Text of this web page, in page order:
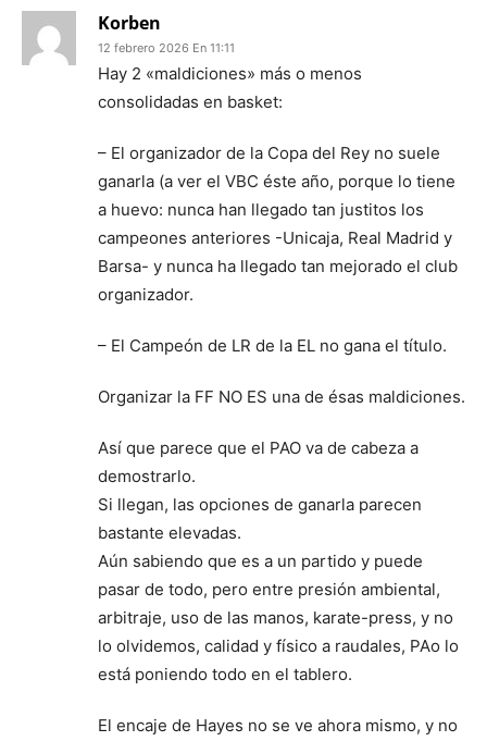
Korben
12 febrero 2026 En 11:11
Hay 2 «maldiciones» más o menos
consolidadas en basket:
– El organizador de la Copa del Rey no suele
ganarla (a ver el VBC éste año, porque lo tiene
a huevo: nunca han llegado tan justitos los
campeones anteriores -Unicaja, Real Madrid y
Barsa- y nunca ha llegado tan mejorado el club
organizador.
– El Campeón de LR de la EL no gana el título.
Organizar la FF NO ES una de ésas maldiciones.
Así que parece que el PAO va de cabeza a
demostrarlo.
Si llegan, las opciones de ganarla parecen
bastante elevadas.
Aún sabiendo que es a un partido y puede
pasar de todo, pero entre presión ambiental,
arbitraje, uso de las manos, karate-press, y no
lo olvidemos, calidad y físico a raudales, PAo lo
está poniendo todo en el tablero.
El encaje de Hayes no se ve ahora mismo, y no